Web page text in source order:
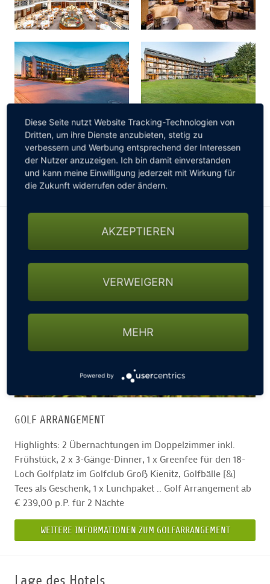
Brandenburg entspannen.
GOLF ARRANGEMENT
Highlights: 2 Übernachtungen im Doppelzimmer inkl.
Frühstück, 2 x 3-Gänge-Dinner, 1 x Greenfee für den 18-
Loch Golfplatz im Golfclub Groß Kienitz, Golfbälle [&]
Tees als Geschenk, 1 x Lunchpaket .. Golf Arrangement ab
€ 239,00 p.P. für 2 Nächte
WEITERE INFORMATIONEN ZUM GOLFARRANGEMENT
Lage des Hotels
Diese Seite nutzt Website Tracking-Technologien von
Dritten, um ihre Dienste anzubieten, stetig zu
verbessern und Werbung entsprechend der Interessen
der Nutzer anzuzeigen. Ich bin damit einverstanden
und kann meine Einwilligung jederzeit mit Wirkung für
die Zukunft widerrufen oder ändern.
AKZEPTIEREN
VERWEIGERN
MEHR
Powered by